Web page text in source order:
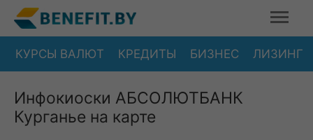
КУРСЫ ВАЛЮТ КРЕДИТЫ БИЗНЕС ЛИЗИНГ
Инфокиоски АБСОЛЮТБАНК
Курганье на карте